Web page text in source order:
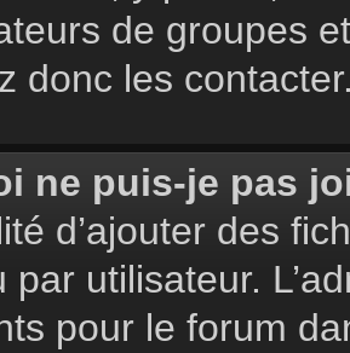
de groupes
donc les
ne puis-je pas
d’ajouter des
par utilisateur.
pour le forum